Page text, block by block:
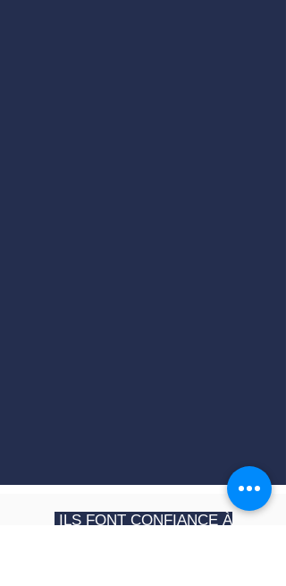
ILS FONT CONFIANCE À